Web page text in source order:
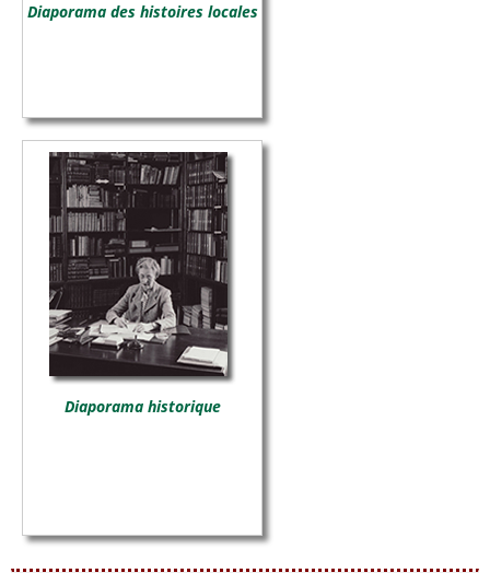
Diaporama des histoires locales
Diaporama historique